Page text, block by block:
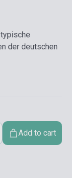
der deutschen
Add to cart